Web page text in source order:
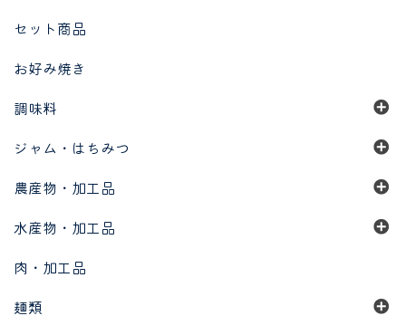
セット商品
お好み焼き
調味料
ジャム・はちみつ
農産物・加工品
水産物・加工品
肉・加工品
麺類